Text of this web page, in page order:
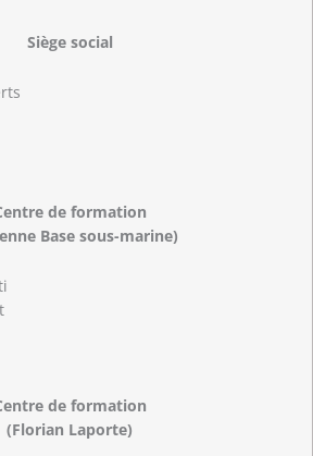
Siège social
de formation
Base sous-marine)
de formation
(Florian Laporte)